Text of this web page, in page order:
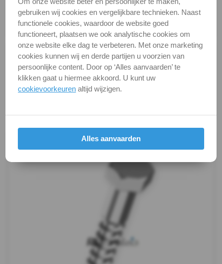
-
12
DIN
571
-
A4
Houtschroef
Oogbout
Schroefduim
Schroefhaak
Kwaliteit
A2 ( RVS / INOX )
Verpakking
verpakking
Alle maten zijn in millimeters.
Foto's van producten zijn alleen illustraties en
kunnen soms afwijken van het werkelijke object. Het
verandert niets aan hun fundamentele
gebruiken wij cookies en vergelijkbare technieken. Naast
functionele cookies, waardoor de website goed
functioneert, plaatsen we ook analytische cookies om
onze website elke dag te verbeteren. Met onze marketing
cookies kunnen wij en derde partijen u voorzien van
persoonlijke content. Door op ‘Alles aanvaarden’ te
klikken gaat u hiermee akkoord. U kunt uw
cookievoorkeuren altijd wijzigen.
Alles aanvaarden